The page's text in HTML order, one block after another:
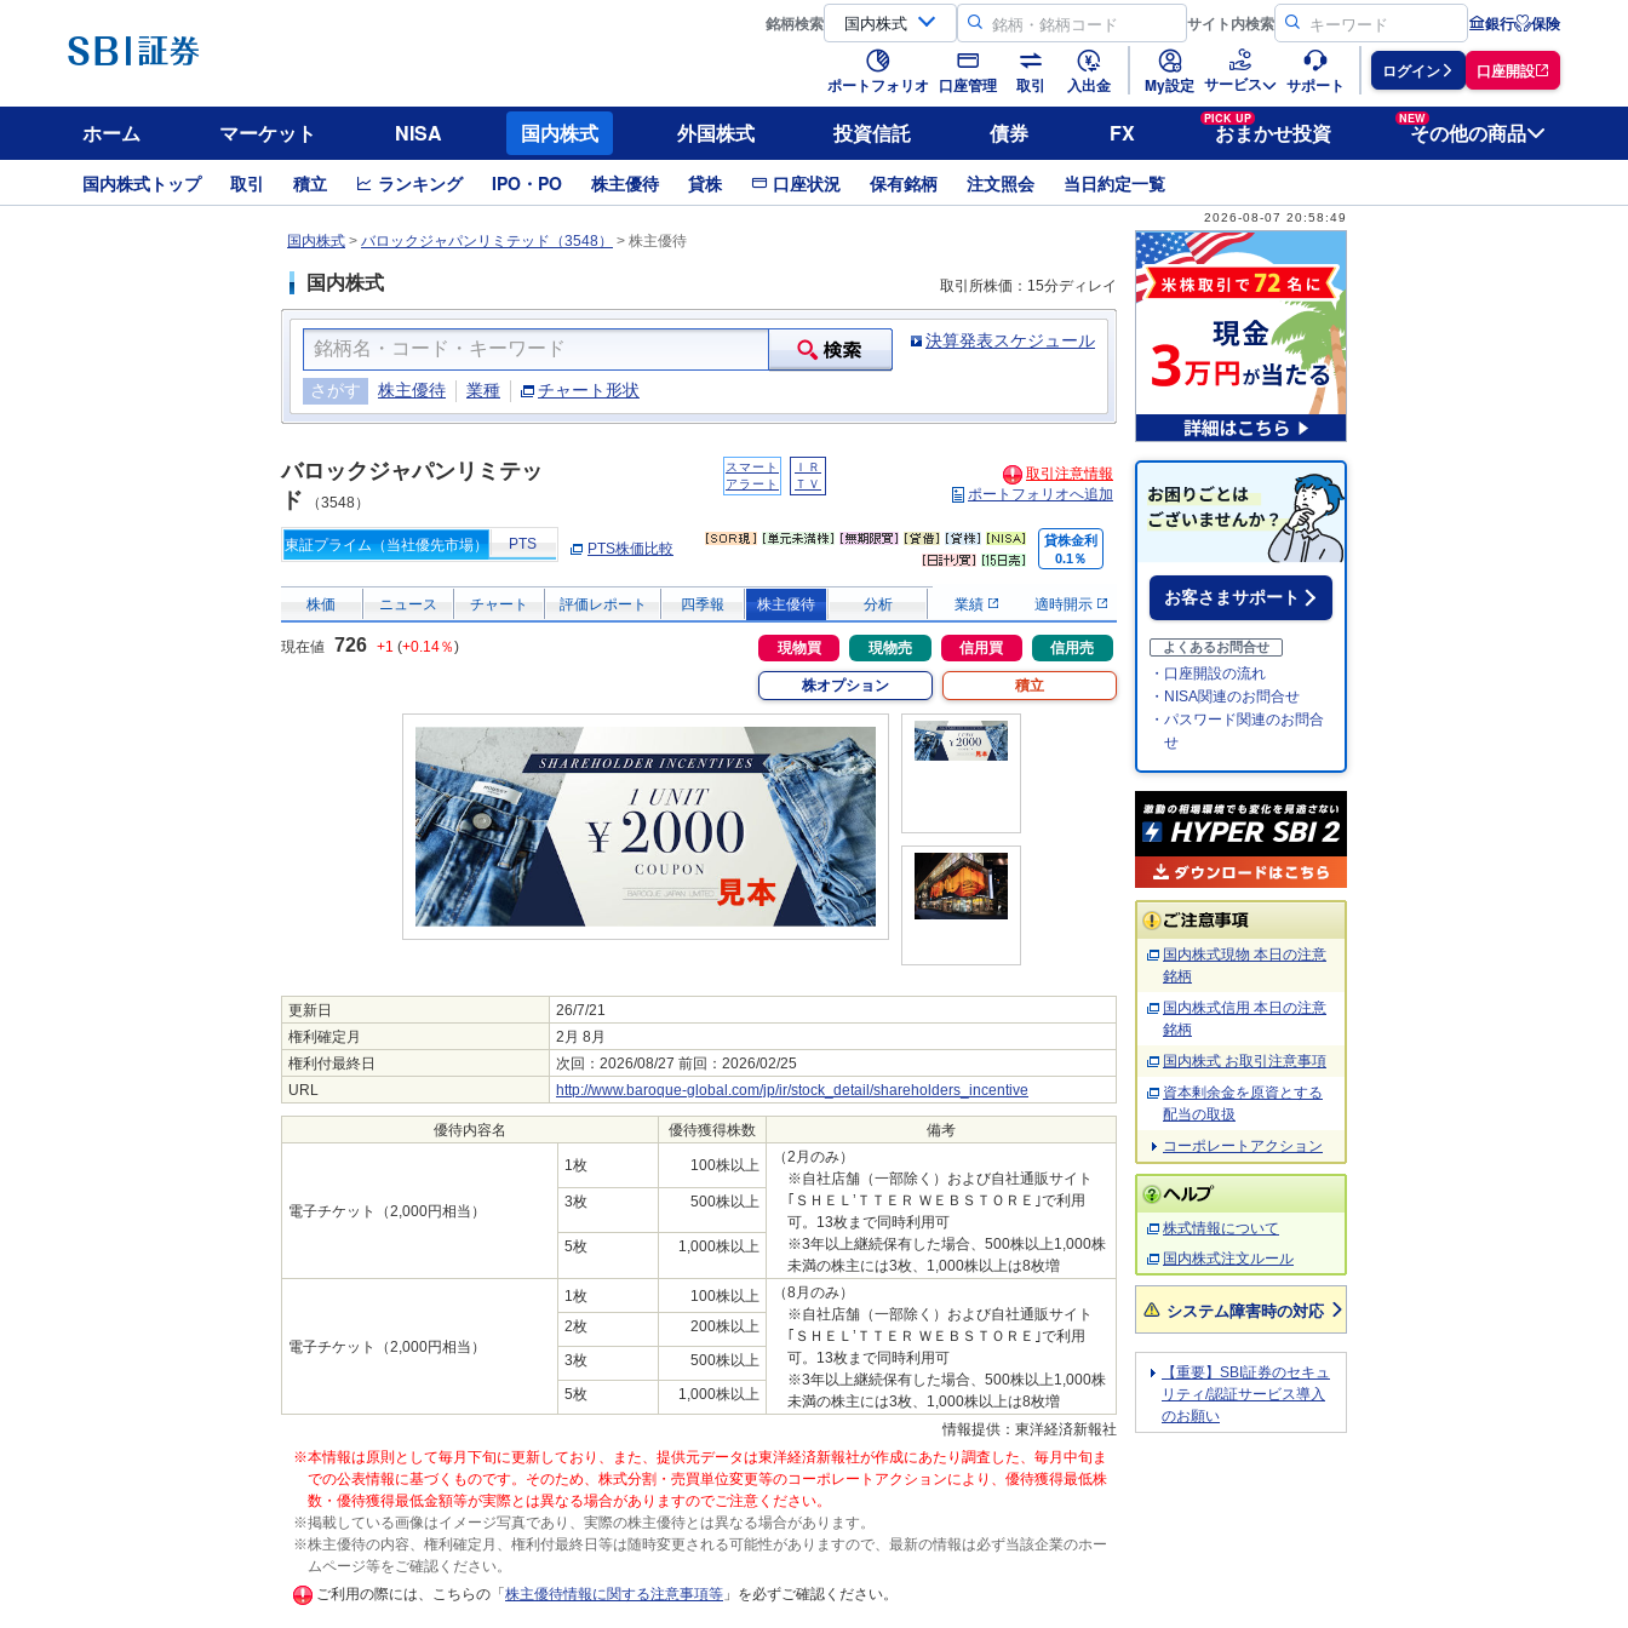
銘柄検索 サイト内検索 銀行 保険
ポートフォリオ 口座管理 取引 入出金 My設定 サービス サポート
ログイン 口座開設
ホーム マーケット NISA 国内株式 外国株式 投資信託 債券 FX
PICK UP
おまかせ投資
NEW
その他の商品
国内株式トップ 取引 積立 ランキング IPO・PO 株主優待 貸株 口座状況 保有銘柄 注文照会 当日約定一覧
2026-08-07 20:58:49
国内株式 > バロックジャパンリミテッド（3548） > 株主優待
国内株式 取引所株価：15分ディレイ
決算発表スケジュール
さがす 株主優待 業種 チャート形状
バロックジャパンリミテッ
ド （3548）
スマート
アラート
ＩＲ
ＴＶ
取引注意情報
ポートフォリオへ追加
東証プライム（当社優先市場） PTS PTS株価比較
貸株金利
0.1％
株価 ニュース チャート 評価レポート 四季報 株主優待 分析 業績 適時開示
現在値 726 +1 (+0.14％) 現物買 現物売 信用買 信用売
株オプション 積立
更新日
26/7/21
権利確定月
2月 8月
権利付最終日
次回：2026/08/27 前回：2026/02/25
URL
http://www.baroque-global.com/jp/ir/stock_detail/shareholders_incentive
優待内容名 優待獲得株数 備考
電子チケット（2,000円相当）
1枚 100株以上
（2月のみ）
※自社店舗（一部除く）および自社通販サイト
｢ＳＨＥＬ’ＴＴＥＲ ＷＥＢＳＴＯＲＥ｣で利用
可。13枚まで同時利用可
※3年以上継続保有した場合、500株以上1,000株
未満の株主には3枚、1,000株以上は8枚増
3枚 500株以上
5枚 1,000株以上
電子チケット（2,000円相当）
1枚 100株以上
（8月のみ）
※自社店舗（一部除く）および自社通販サイト
｢ＳＨＥＬ’ＴＴＥＲ ＷＥＢＳＴＯＲＥ｣で利用
可。13枚まで同時利用可
※3年以上継続保有した場合、500株以上1,000株
未満の株主には3枚、1,000株以上は8枚増
2枚
200株以上
3枚
500株以上
5枚
1,000株以上
情報提供：東洋経済新報社
※本情報は原則として毎月下旬に更新しており、また、提供元データは東洋経済新報社が作成にあたり調査した、毎月中旬ま
での公表情報に基づくものです。そのため、株式分割・売買単位変更等のコーポレートアクションにより、優待獲得最低株
数・優待獲得最低金額等が実際とは異なる場合がありますのでご注意ください。
※掲載している画像はイメージ写真であり、実際の株主優待とは異なる場合があります。
※株主優待の内容、権利確定月、権利付最終日等は随時変更される可能性がありますので、最新の情報は必ず当該企業のホー
ムページ等をご確認ください。
ご利用の際には、こちらの「 株主優待情報に関する注意事項等 」を必ずご確認ください。
お客さまサポート
よくあるお問合せ
・口座開設の流れ
・NISA関連のお問合せ
・パスワード関連のお問合
せ
国内株式現物 本日の注意
銘柄
国内株式信用 本日の注意
銘柄
国内株式 お取引注意事項
資本剰余金を原資とする
配当の取扱
コーポレートアクション
株式情報について
国内株式注文ルール
システム障害時の対応
【重要】SBI証券のセキュ
リティ/認証サービス導入
のお願い